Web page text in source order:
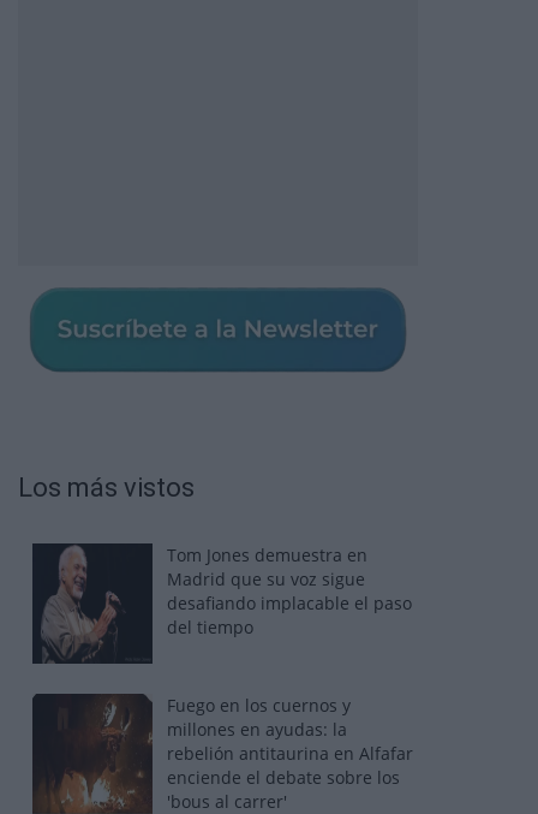
Los más vistos
Tom Jones demuestra en
Madrid que su voz sigue
desafiando implacable el paso
del tiempo
Fuego en los cuernos y
millones en ayudas: la
rebelión antitaurina en Alfafar
enciende el debate sobre los
'bous al carrer'